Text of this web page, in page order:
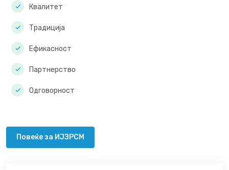
Квалитет
Традиција
Ефикасност
Партнерство
Одговорност
Повеќе за ИЈЗРСМ